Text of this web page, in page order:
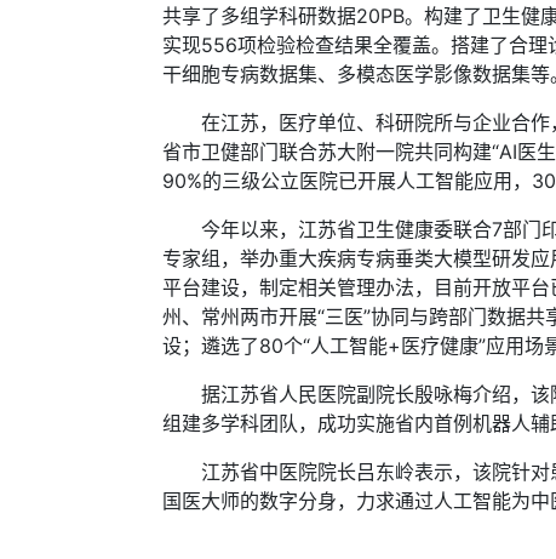
共享了多组学科研数据20PB。构建了卫生健
实现556项检验检查结果全覆盖。搭建了合
干细胞专病数据集、多模态医学影像数据集等。
在江苏，医疗单位、科研院所与企业合作
省市卫健部门联合苏大附一院共同构建“AI医
90%的三级公立医院已开展人工智能应用，
今年以来，江苏省卫生健康委联合7部门印
专家组，举办重大疾病专病垂类大模型研发
平台建设，制定相关管理办法，目前开放平
州、常州两市开展“三医”协同与跨部门数据
设；遴选了80个“人工智能+医疗健康”应用场
据江苏省人民医院副院长殷咏梅介绍，该
组建多学科团队，成功实施省内首例机器人
江苏省中医院院长吕东岭表示，该院针对
国医大师的数字分身，力求通过人工智能为